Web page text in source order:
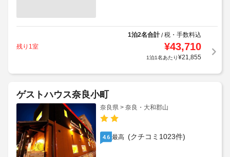
1泊2名合計/税・手数料込
残り1室
¥43,710
1泊1名あたり¥21,855
ゲストハウス奈良小町
奈良県 > 奈良・大和郡山
4.6 最高 (クチコミ1023件)